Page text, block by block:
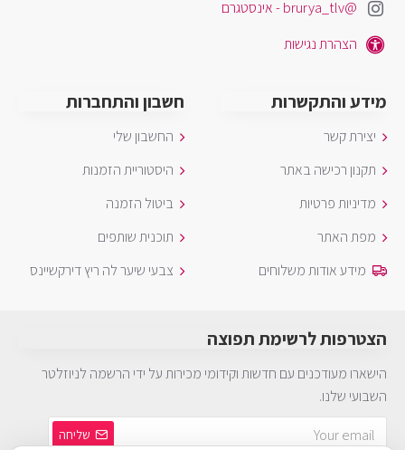
@brurya_tlv - אינסטגרם
הצהרת נגישות
מידע והתקשרות
יצירת קשר
תקנון רכישה באתר
מדיניות פרטיות
מפת האתר
מידע אודות משלוחים
חשבון והתחברות
החשבון שלי
היסטוריית הזמנות
ביטול הזמנה
תוכנית שותפים
צבעי שיער לה ריץ דירקשיינס
הצטרפות לרשימת תפוצה
הישארו מעודכנים עם חדשות וקידומי מכירות על ידי הרשמה לניוזלטר
השבועי שלנו.
שליחה